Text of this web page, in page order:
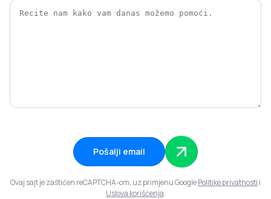
Pošalji email
Ovaj sajt je zaštićen reCAPTCHA-om, uz primjenu GooglePolitike privatnosti i
Uslova korišćenja.